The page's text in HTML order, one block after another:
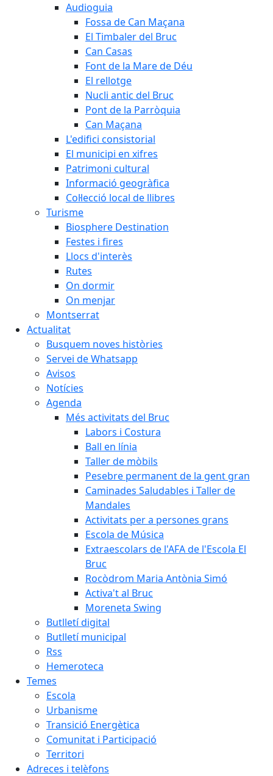
Audioguia
Fossa de Can Maçana
El Timbaler del Bruc
Can Casas
Font de la Mare de Déu
El rellotge
Nucli antic del Bruc
Pont de la Parròquia
Can Maçana
L'edifici consistorial
El municipi en xifres
Patrimoni cultural
Informació geogràfica
Col·lecció local de llibres
Turisme
Biosphere Destination
Festes i fires
Llocs d'interès
Rutes
On dormir
On menjar
Montserrat
Actualitat
Busquem noves històries
Servei de Whatsapp
Avisos
Notícies
Agenda
Més activitats del Bruc
Labors i Costura
Ball en línia
Taller de mòbils
Pesebre permanent de la gent gran
Caminades Saludables i Taller de
Mandales
Activitats per a persones grans
Escola de Música
Extraescolars de l'AFA de l'Escola El
Bruc
Rocòdrom Maria Antònia Simó
Activa't al Bruc
Moreneta Swing
Butlletí digital
Butlletí municipal
Rss
Hemeroteca
Temes
Escola
Urbanisme
Transició Energètica
Comunitat i Participació
Territori
Adreces i telèfons